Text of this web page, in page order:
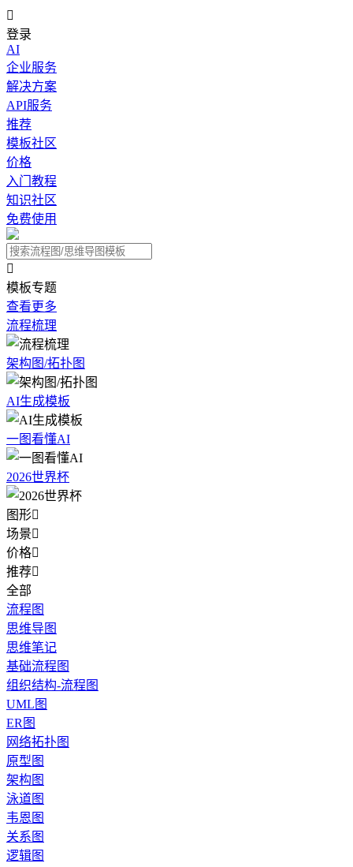

登录
AI
企业服务
解决方案
API服务
推荐
模板社区
价格
入门教程
知识社区
免费使用

模板专题
查看更多
流程梳理
架构图/拓扑图
AI生成模板
一图看懂AI
2026世界杯
图形
场景
价格
推荐
全部
流程图
思维导图
思维笔记
基础流程图
组织结构-流程图
UML图
ER图
网络拓扑图
原型图
架构图
泳道图
韦恩图
关系图
逻辑图